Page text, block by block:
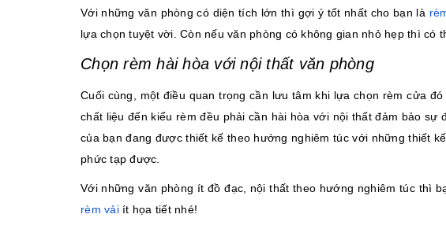
Với những văn phòng có diện tích lớn thì gợi ý tốt nhất cho bạn là
lựa chọn tuyệt vời. Còn nếu văn phòng có không gian nhỏ hẹp thì có
Chọn rèm hài hòa với nội thất văn phòng
Cuối cùng, một điều quan trọng cần lưu tâm khi lựa chọn rèm cửa
chất liệu đến kiểu rèm đều phải cần hài hòa với nội thất đảm bảo
của bạn đang được thiết kế theo hướng nghiêm túc với những thiết
phức tạp được.
Với những văn phòng ít đồ đạc, nội thất theo hướng nghiêm túc thì
rèm vảiít họa tiết nhé!